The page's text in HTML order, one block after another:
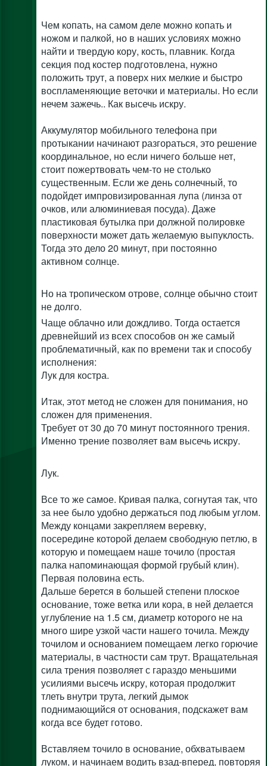
Чем копать, на самом деле можно копать и
ножом и палкой, но в наших условиях можно
найти и твердую кору, кость, плавник. Когда
секция под костер подготовлена, нужно
положить трут, а поверх них мелкие и быстро
воспламеняющие веточки и материалы. Но если
нечем зажечь.. Как высечь искру.
Аккумулятор мобильного телефона при
протыкании начинают разгораться, это решение
координальное, но если ничего больше нет,
стоит пожертвовать чем-то не столько
существенным. Если же день солнечный, то
подойдет импровизированная лупа (линза от
очков, или алюминиевая посуда). Даже
пластиковая бутылка при должной полировке
поверхности может дать желаемую выпуклость.
Тогда это дело 20 минут, при постоянно
активном солнце.
Но на тропическом отрове, солнце обычно стоит
не долго.
Чаще облачно или дождливо. Тогда остается
древнейший из всех способов он же самый
проблематичный, как по времени так и способу
исполнения:
Лук для костра.
Итак, этот метод не сложен для понимания, но
сложен для применения.
Требует от 30 до 70 минут постоянного трения.
Именно трение позволяет вам высечь искру.
Лук.
Все то же самое. Кривая палка, согнутая так, что
за нее было удобно держаться под любым углом.
Между концами закрепляем веревку,
посередине которой делаем свободную петлю, в
которую и помещаем наше точило (простая
палка напоминающая формой грубый клин).
Первая половина есть.
Дальше берется в большей степени плоское
основание, тоже ветка или кора, в ней делается
углубление на 1.5 см, диаметр которого не на
много шире узкой части нашего точила. Между
точилом и основанием помещаем легко горючие
материалы, в частности сам трут. Вращательная
сила трения позволяет с гараздо меньшими
усилиями высечь искру, которая продолжит
тлеть внутри трута, легкий дымок
поднимающийся от основания, подскажет вам
когда все будет готово.
Вставляем точило в основание, обхватываем
луком, и начинаем водить взад-вперед, повторяя